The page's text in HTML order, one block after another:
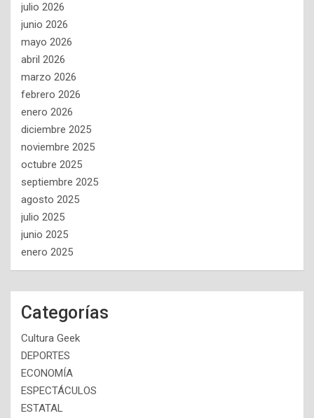
julio 2026
junio 2026
mayo 2026
abril 2026
marzo 2026
febrero 2026
enero 2026
diciembre 2025
noviembre 2025
octubre 2025
septiembre 2025
agosto 2025
julio 2025
junio 2025
enero 2025
Categorías
Cultura Geek
DEPORTES
ECONOMÍA
ESPECTÁCULOS
ESTATAL